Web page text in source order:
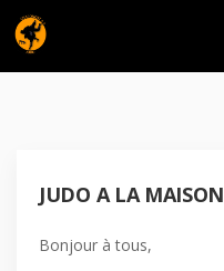
JUDO A LA MAISON
Bonjour à tous,